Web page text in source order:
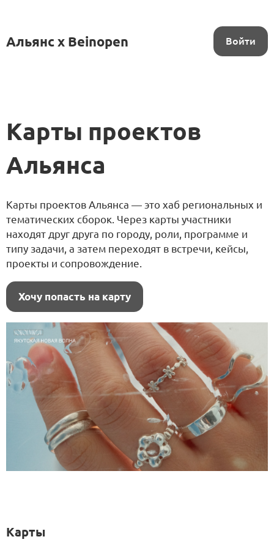
Альянс x Beinopen Войти
Карты проектов
Альянса
Карты проектов Альянса — это хаб региональных и
тематических сборок. Через карты участники
находят друг друга по городу, роли, программе и
типу задачи, а затем переходят в встречи, кейсы,
проекты и сопровождение.
Хочу попасть на карту
Карты